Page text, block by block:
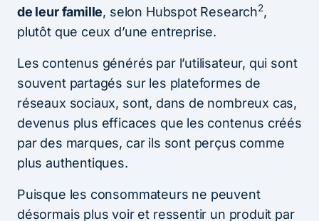
de leur famille, selon Hubspot Research2,
plutôt que ceux d’une entreprise.
Les contenus générés par l’utilisateur, qui sont
souvent partagés sur les plateformes de
réseaux sociaux, sont, dans de nombreux cas,
devenus plus efficaces que les contenus créés
par des marques, car ils sont perçus comme
plus authentiques.
Puisque les consommateurs ne peuvent
désormais plus voir et ressentir un produit par